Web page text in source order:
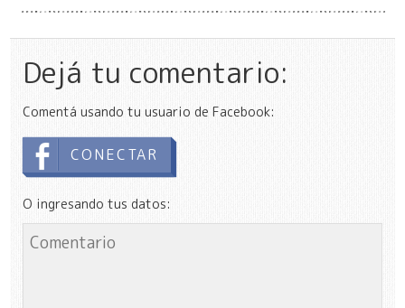
Dejá tu comentario:
Comentá usando tu usuario de Facebook:
CONECTAR
O ingresando tus datos: